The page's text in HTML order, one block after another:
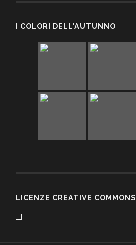
I COLORI DELL'AUTUNNO
LICENZE CREATIVE COMMONS